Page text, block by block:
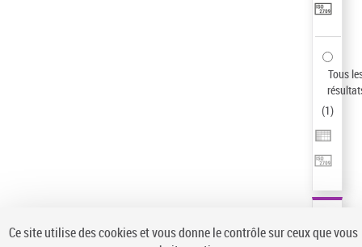
Tous
(1)
Ce site utilise des cookies et vous donne le contrôle sur ceux que vous